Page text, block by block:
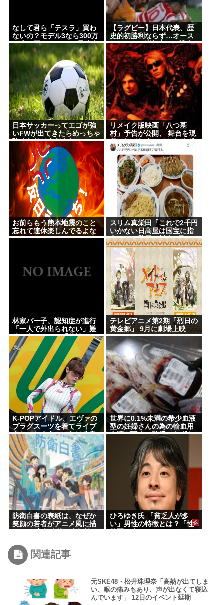
Powered by livedoor 相互RSS
なして君ら「テスラ」買わ
ないの？モデル3なら300万
程度で買える.コスパ最強車
がここにあるのに
【ラグビー】日本代表、歴
史的初勝利ならず…オース
トラリアに逆転負け 8戦全
敗
日本サッカーってエゴが強
いFWが出てきたらめっちゃ
強くなりそうだよな
リメイク版映画「八つ墓
村」予告が公開、 舞台を現
メダ 監督は清水崇
お前らもう熊本地震のこと
忘れて連休楽しんでるよな
スリム真栄田「これで2千円
いかない日高屋は国宝に指
定する」驚異の料金&量に
反響続々「日高屋恐るべ
し！」
林家パー子、認知症が進行
「一人で外出られない」難
聴で夫・ペーと「筆談」…
自宅全焼から約1年
テレビアニメ第2期「烈日の
黄金郷」 9月に劇場上映
K-POPアイドル、エヴァの
プラグスーツを着てライブ
をしてしまう…これは非常
にえちち
世界に0.1%未満の希少血液
型の妊婦さんの為の輸血用
血液が国内で確保できずお
隣の国から貰う
防衛白書の表紙は、なぜか
笑顔の若者がアニメ風に描
ひろゆき氏 「貧乏人が多
い」男性の特徴とは？「性
関連記事
元SKE48・松井珠理奈「高熱が出てしま
い、喉の痛みもあり、声が出なくて寝込
んでいます」 12日のイベント延期